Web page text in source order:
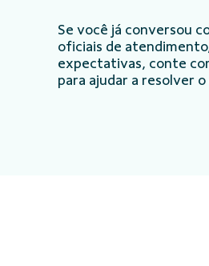
Se você já conversou
oficiais de
expectativas, conte
para ajudar a resolver